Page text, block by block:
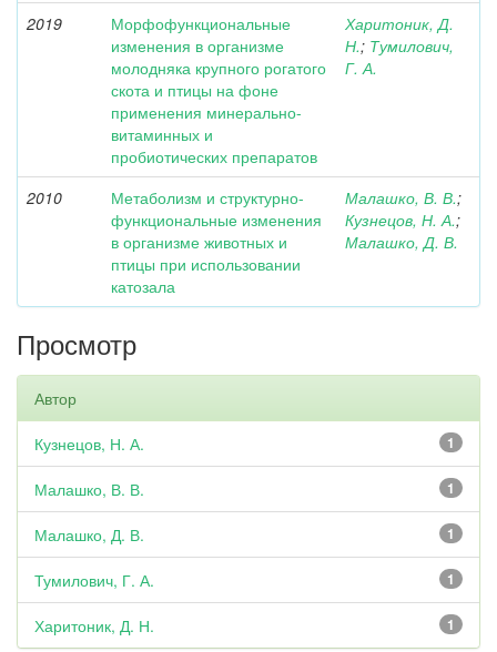
2019
Морфофункциональные
изменения в организме
молодняка крупного рогатого
скота и птицы на фоне
применения минерально-
витаминных и
пробиотических препаратов
Харитоник, Д.
Н.; Тумилович,
Г. А.
2010
Метаболизм и структурно-
функциональные изменения
в организме животных и
птицы при использовании
катозала
Малашко, В. В.;
Кузнецов, Н. А.;
Малашко, Д. В.
Просмотр
Автор
1
Кузнецов, Н. А.
1
Малашко, В. В.
1
Малашко, Д. В.
1
Тумилович, Г. А.
1
Харитоник, Д. Н.